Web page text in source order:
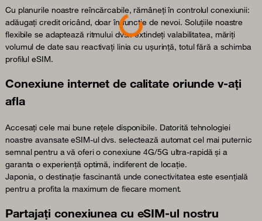
Cu planurile noastre reîncărcabile, rămâneți în controlul conexiunii:
adăugați credit oricând, doar în funcție de nevoi. Soluțiile noastre
flexibile se adaptează ritmului dvs.: extindeți valabilitatea, măriți
volumul de date sau reactivați linia cu ușurință, totul fără a schimba
profilul eSIM.
Conexiune internet de calitate oriunde v-ați
afla
Accesați cele mai bune rețele disponibile. Datorită tehnologiei
noastre avansate eSIM-ul dvs. selectează automat cel mai puternic
semnal pentru a vă oferi o conexiune 4G/5G ultra-rapidă și a
garanta o experiență optimă, indiferent de locație.
Japonia, o destinație fascinantă unde conectivitatea este esențială
pentru a profita la maximum de fiecare moment.
Partajați conexiunea cu eSIM-ul nostru
Loading...